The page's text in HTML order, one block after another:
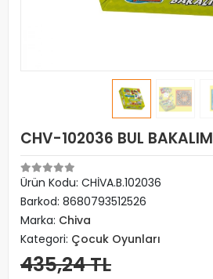
CHV-102036 BUL BAKALIM
Ürün Kodu: CHİVA.B.102036
Barkod: 8680793512526
Marka: Chiva
Kategori: Çocuk Oyunları
435,24 TL